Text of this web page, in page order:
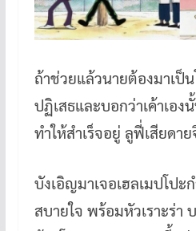
ถ้าช่วยแล้วนายต้องมาเป็
ปฏิเสธและบอกว่าเค้าเอ
ทำให้สำเร็จอยู่ ลูฟี่เสียดา
บังเอิญมาเจอเฮลเมปโปะ
สบายใจ พร้อมหัวเราะร่า